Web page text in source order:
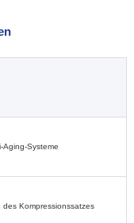
Aging-Systeme
Kompressionssatzes